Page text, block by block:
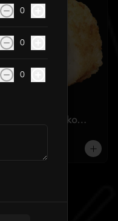
Tempura o Panko
0
0
0